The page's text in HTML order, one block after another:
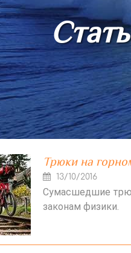
Трюки на
13/10/2016
Сумасшедшие
законам физики.